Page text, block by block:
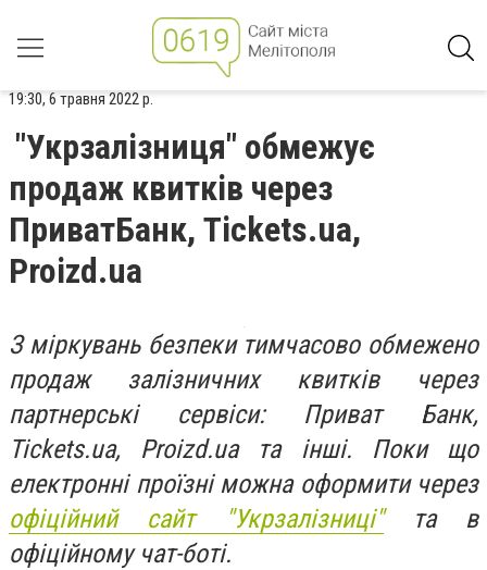
19:30, 6 травня 2022 р.
"Укрзалізниця" обмежує
продаж квитків через
ПриватБанк, Tickets.ua,
Proizd.ua
З міркувань безпеки тимчасово обмежено
продаж залізничних квитків через
партнерські сервіси: Приват Банк,
Tickets.ua, Proizd.ua та інші. Поки що
електронні проїзні можна оформити через
офіційний сайт "Укрзалізниці"та в
офіційному чат-боті.